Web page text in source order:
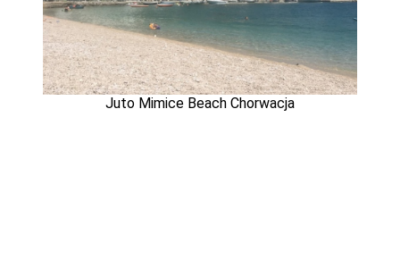
Juto Mimice Beach Chorwacja